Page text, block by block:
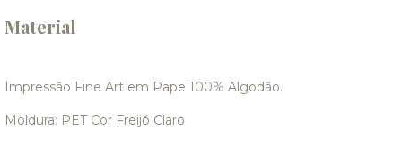
Material
Impressão Fine Art em Pape 100% Algodão.
Moldura: PET Cor Freijó Claro